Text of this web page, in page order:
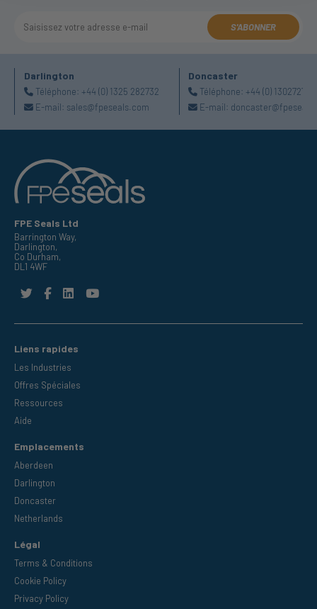
S'ABONNER
Darlington
Téléphone: +44 (0) 1325 282732
E-mail: sales@fpeseals.com
Doncaster
Téléphone: +44 (0)
E-mail:
FPE Seals Ltd
Barrington Way,
Darlington,
Co Durham,
DL1 4WF
Liens rapides
Les Industries
Offres Spéciales
Ressources
Aide
Emplacements
Aberdeen
Darlington
Doncaster
Netherlands
Légal
Terms & Conditions
Cookie Policy
Privacy Policy